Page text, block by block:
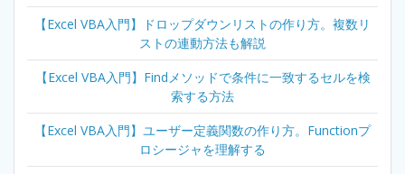
【Excel VBA入門】ドロップダウンリストの作り方。複数リ
ストの連動方法も解説
【Excel VBA入門】Findメソッドで条件に一致するセルを検
索する方法
【Excel VBA入門】ユーザー定義関数の作り方。Functionプ
ロシージャを理解する